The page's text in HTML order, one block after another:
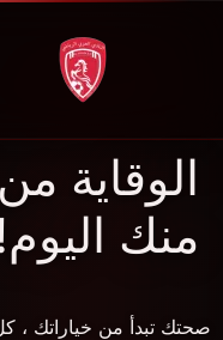
الوقاية
منك
صحتك تبدأ من خياراتك ،